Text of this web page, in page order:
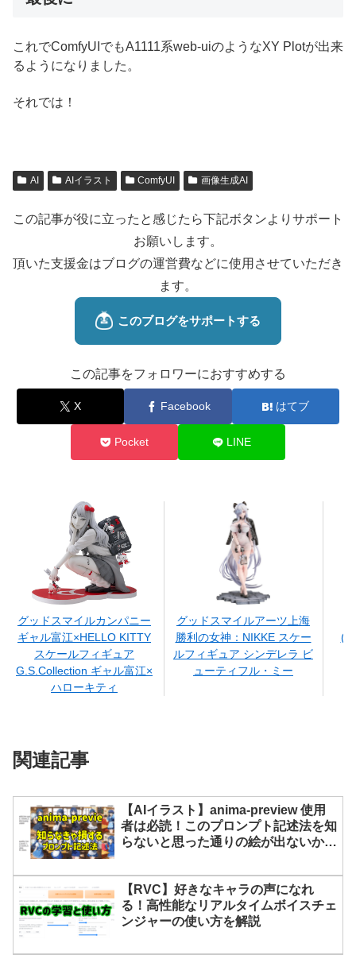
これでComfyUIでもA1111系web-uiのようなXY Plotが出来
るようになりました。
それでは！
AI AIイラスト ComfyUI 画像生成AI
この記事が役に立ったと感じたら下記ボタンよりサポート
お願いします。
頂いた支援金はブログの運営費などに使用させていただき
ます。
この記事をフォロワーにおすすめする
X Facebook はてブ
Pocket LINE
グッドスマイルカンパニー
ギャル富江×HELLO KITTY
スケールフィギュア
G.S.Collection ギャル富江×
ハローキティ
グッドスマイルアーツ上海
勝利の女神：NIKKE スケー
ルフィギュア シンデレラ ビ
ューティフル・ミー
関連記事
【AIイラスト】anima-preview 使用
者は必読！このプロンプト記述法を知
らないと思った通りの絵が出ないか
【RVC】好きなキャラの声になれ
る！高性能なリアルタイムボイスチェ
ンジャーの使い方を解説